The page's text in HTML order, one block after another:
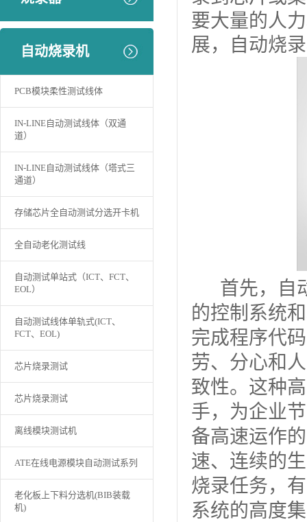
自动烧录机
PCB模块柔性测试线体
IN-LINE自动测试线体（双通
道）
IN-LINE自动测试线体（塔式三
通道）
存储芯片全自动测试分选开卡机
全自动老化测试线
自动测试单站式（ICT、FCT、
EOL）
自动测试线体单轨式(ICT、
FCT、EOL)
芯片烧录测试
芯片烧录测试
离线模块测试机
ATE在线电源模块自动测试系列
老化板上下料分选机(BIB装载
机)
要大量的人
展，自动烧
首先，自
的控制系统
完成程序代
劳、分心和
致性。这种
手，为企业
备高速运作
速、连续的
烧录任务，
系统的高度